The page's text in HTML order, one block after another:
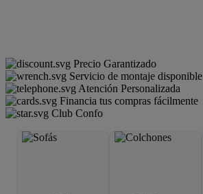
Precio Garantizado
Servicio de montaje disponible
Atención Personalizada
Financia tus compras fácilmente
Club Confo